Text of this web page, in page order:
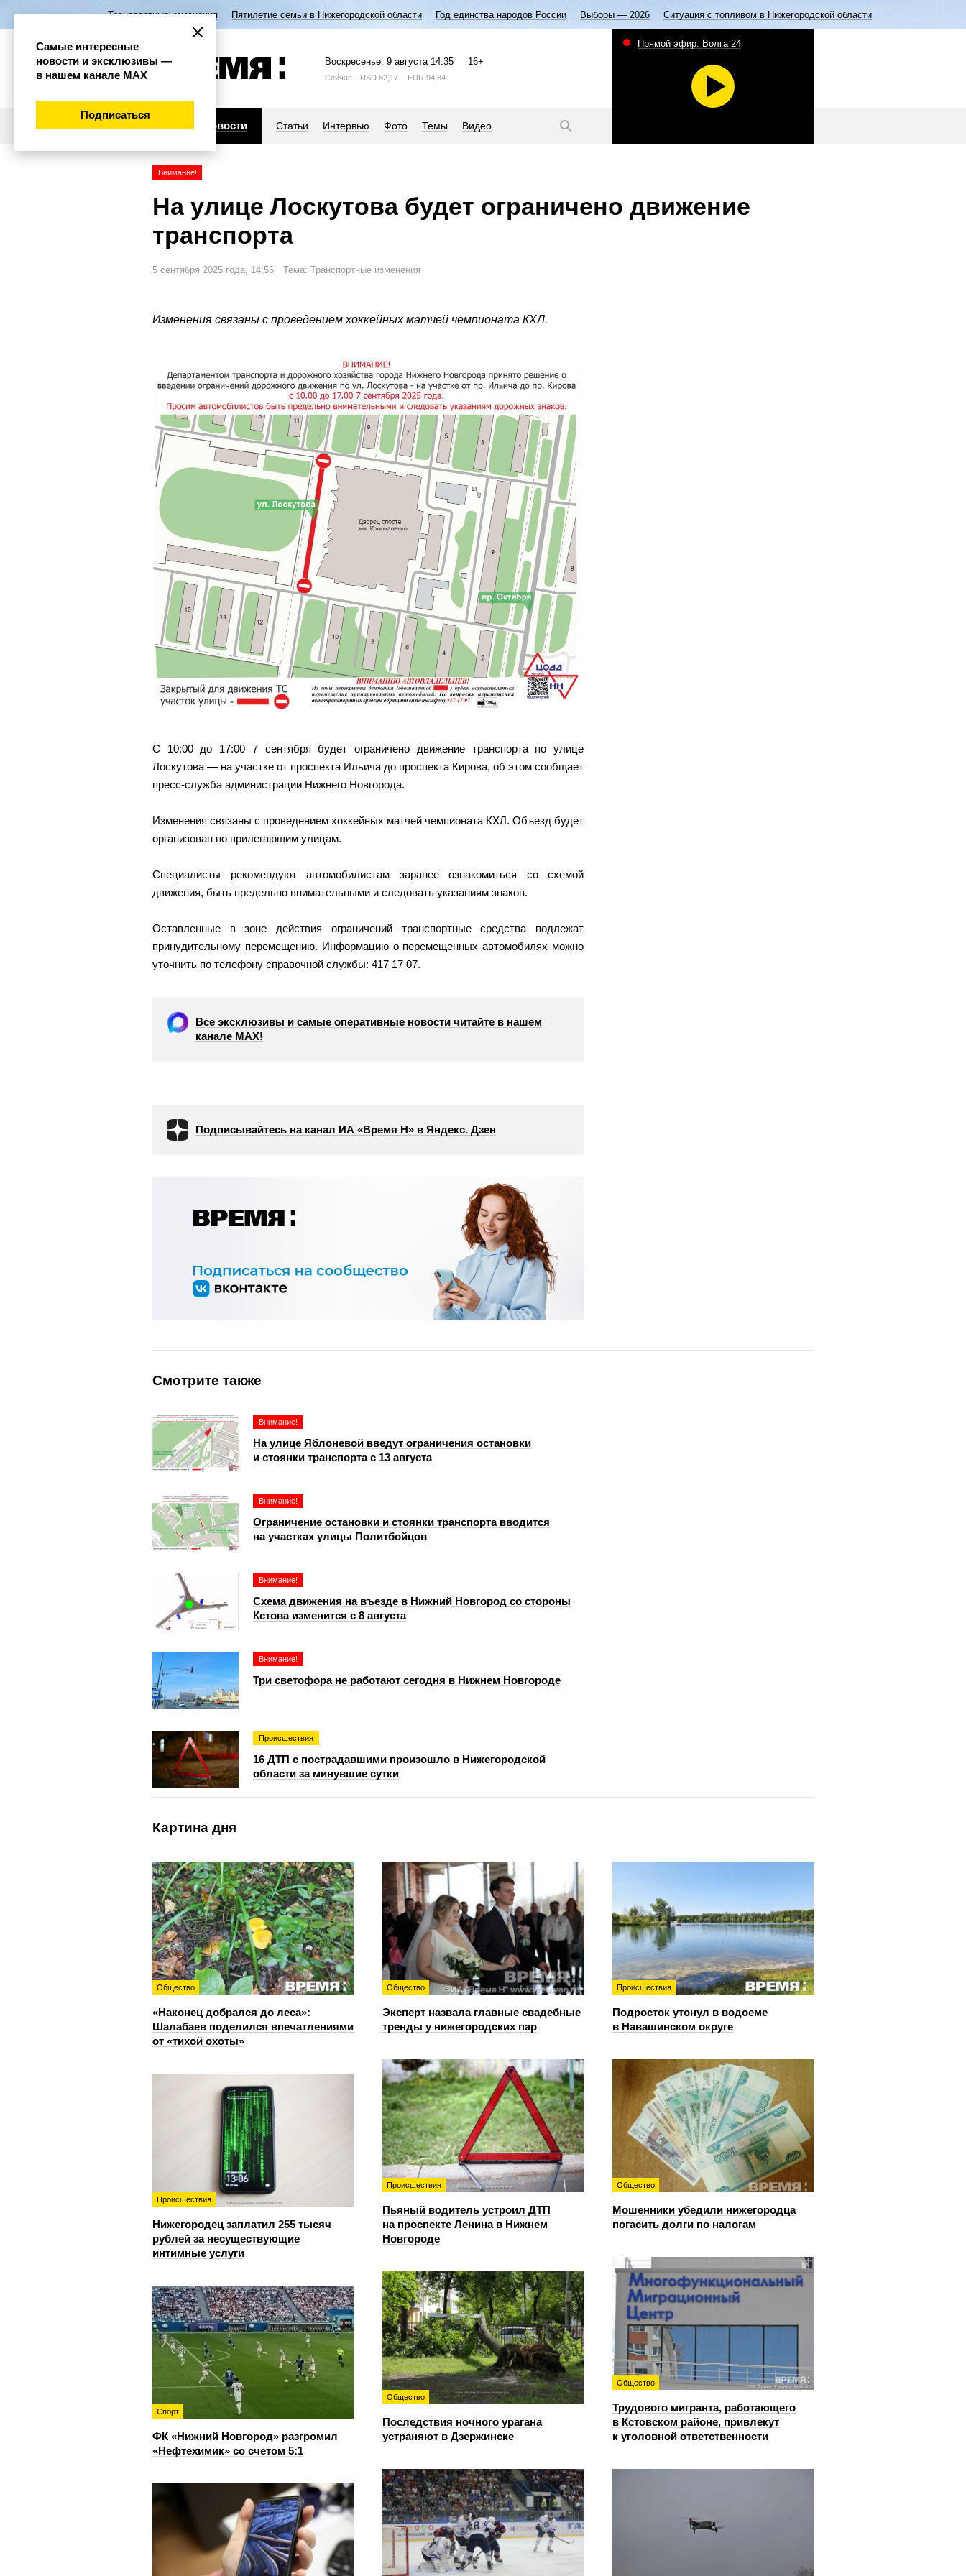
Транспортные изменения Пятилетие семьи в Нижегородской области Год единства народов России Выборы — 2026 Ситуация с топливом в Нижегородской области
Воскресенье, 9 августа 14:35 16+
Сейчас USD 82,17 EUR 94,84
Новости Статьи Интервью Фото Темы Видео
Прямой эфир. Волга 24
Внимание!
На улице Лоскутова будет ограничено движение
транспорта
5 сентября 2025 года, 14:56 Тема: Транспортные изменения
Изменения связаны с проведением хоккейных матчей чемпионата КХЛ.
С 10:00 до 17:00 7 сентября будет ограничено движение транспорта по улице
Лоскутова — на участке от проспекта Ильича до проспекта Кирова, об этом сообщает
пресс-служба администрации Нижнего Новгорода.
Изменения связаны с проведением хоккейных матчей чемпионата КХЛ. Объезд будет
организован по прилегающим улицам.
Специалисты рекомендуют автомобилистам заранее ознакомиться со схемой
движения, быть предельно внимательными и следовать указаниям знаков.
Оставленные в зоне действия ограничений транспортные средства подлежат
принудительному перемещению. Информацию о перемещенных автомобилях можно
уточнить по телефону справочной службы: 417 17 07.
Все эксклюзивы и самые оперативные новости читайте в нашем
канале МАХ!
Подписывайтесь на канал ИА «Время Н» в Яндекс. Дзен
Смотрите также
Внимание!
На улице Яблоневой введут ограничения остановки
и стоянки транспорта с 13 августа
Внимание!
Ограничение остановки и стоянки транспорта вводится
на участках улицы Политбойцов
Внимание!
Схема движения на въезде в Нижний Новгород со стороны
Кстова изменится с 8 августа
Внимание!
Три светофора не работают сегодня в Нижнем Новгороде
Происшествия
16 ДТП с пострадавшими произошло в Нижегородской
области за минувшие сутки
Картина дня
Общество
«Наконец добрался до леса»:
Шалабаев поделился впечатлениями
от «тихой охоты»
Общество
Эксперт назвала главные свадебные
тренды у нижегородских пар
Происшествия
Подросток утонул в водоеме
в Навашинском округе
Происшествия
Пьяный водитель устроил ДТП
на проспекте Ленина в Нижнем
Новгороде
Общество
Мошенники убедили нижегородца
погасить долги по налогам
Происшествия
Нижегородец заплатил 255 тысяч
рублей за несуществующие
интимные услуги
Общество
Трудового мигранта, работающего
в Кстовском районе, привлекут
к уголовной ответственности
Общество
Последствия ночного урагана
устраняют в Дзержинске
Спорт
ФК «Нижний Новгород» разгромил
«Нефтехимик» со счетом 5:1
Самые интересные
новости и эксклюзивы —
в нашем канале МАХ
Подписаться